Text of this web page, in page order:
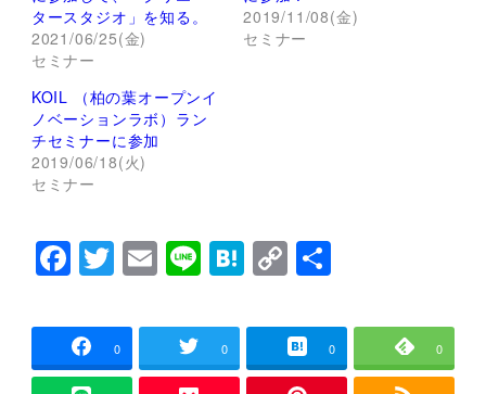
r
で
共
有
(
し
い
ウ
ィ
ン
ド
ウ
で
す
)
る
に
は
ク
し
て
く
だ
さ
ウ
ィ
ン
き
ま
す
タースタジオ」を知る。
2021/06/25(金)
セミナー
2019/11/08(金)
セミナー
KOIL （柏の葉オープンイ
ノベーションラボ）ラン
チセミナーに参加
2019/06/18(火)
セミナー
F
c
e
T
tt
er
E
ai
l
Li
e
H
e
n
C
p
y
共
0 0 0 0